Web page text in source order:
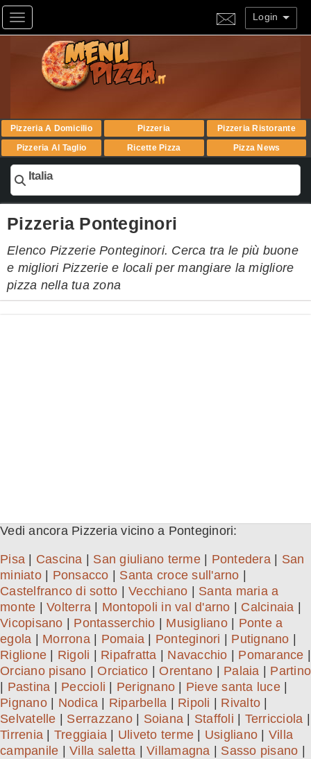
Toggle navigation Login
Pizzeria A Domicilio Pizzeria
Pizzeria Ristorante
Pizzeria Al Taglio
Ricette Pizza Pizza News
Italia
Pizzeria Ponteginori
Elenco Pizzerie Ponteginori. Cerca tra le più buone
e migliori Pizzerie e locali per mangiare la migliore
pizza nella tua zona
Vedi ancora Pizzeria vicino a Ponteginori:
Pisa Cascina San giuliano terme| Pontedera| San
miniato| Ponsacco Santa croce sull'arno
Castelfranco di sotto
Vecchiano
Santa maria a
monte
Volterra Montopoli in val d'arno Calcinaia
Vicopisano
Pontasserchio Musigliano| Ponte a
egola
Morrona| Pomaia Ponteginori Putignano
Riglione
Rigoli Ripafratta Navacchio Pomarance
Orciano pisano
Orciatico Orentano Palaia
Partino
Pastina Peccioli Perignano Pieve santa luce|
Pignano| Nodica Riparbella Ripoli Rivalto
Selvatelle
Serrazzano| Soiana Staffoli Terricciola
Tirrenia
Treggiaia Uliveto terme Usigliano
Villa
campanile
Villa saletta Villamagna Sasso pisano